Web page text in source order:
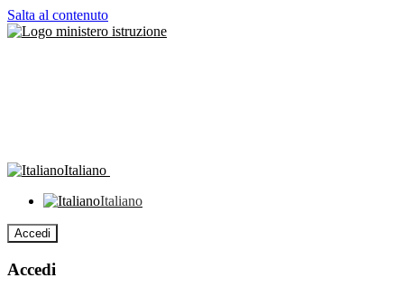
Salta al contenuto
Italiano
Italiano
Accedi
Accedi